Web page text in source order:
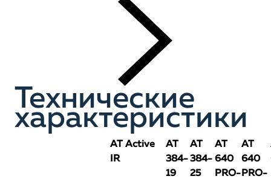
Технические
характеристики
AT Active
IR
AT
384-
19
AT
384-
25
AT
640
PRO-
AT
640
PRO-